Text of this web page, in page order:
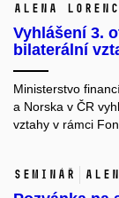
Alena
Vyhlášení 3.
bilaterální
Ministerstvo
a Norska v ČR
vztahy v rámci
Seminář